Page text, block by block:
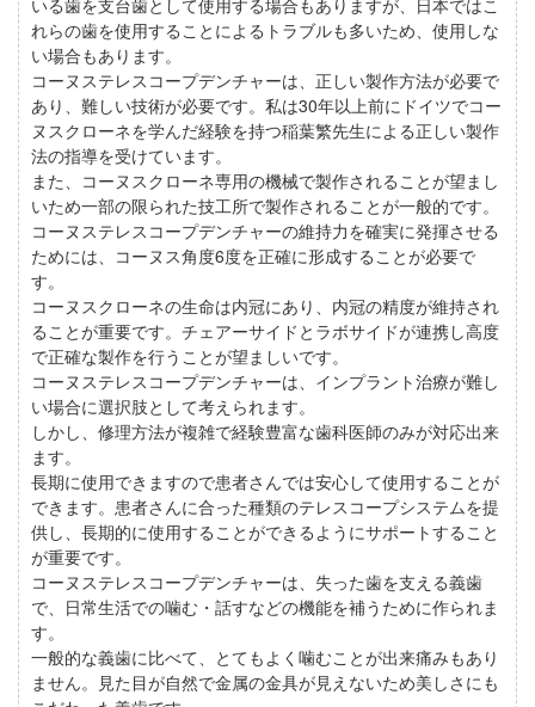
いる歯を支台歯として使用する場合もありますが、日本ではこ
れらの歯を使用することによるトラブルも多いため、使用しな
い場合もあります。
コーヌステレスコープデンチャーは、正しい製作方法が必要で
あり、難しい技術が必要です。私は30年以上前にドイツでコー
ヌスクローネを学んだ経験を持つ稲葉繁先生による正しい製作
法の指導を受けています。
また、コーヌスクローネ専用の機械で製作されることが望まし
いため一部の限られた技工所で製作されることが一般的です。
コーヌステレスコープデンチャーの維持力を確実に発揮させる
ためには、コーヌス角度6度を正確に形成することが必要で
す。
コーヌスクローネの生命は内冠にあり、内冠の精度が維持され
ることが重要です。チェアーサイドとラボサイドが連携し高度
で正確な製作を行うことが望ましいです。
コーヌステレスコープデンチャーは、インプラント治療が難し
い場合に選択肢として考えられます。
しかし、修理方法が複雑で経験豊富な歯科医師のみが対応出来
ます。
長期に使用できますので患者さんでは安心して使用することが
できます。患者さんに合った種類のテレスコープシステムを提
供し、長期的に使用することができるようにサポートすること
が重要です。
コーヌステレスコープデンチャーは、失った歯を支える義歯
で、日常生活での噛む・話すなどの機能を補うために作られま
す。
一般的な義歯に比べて、とてもよく噛むことが出来痛みもあり
ません。見た目が自然で金属の金具が見えないため美しさにも